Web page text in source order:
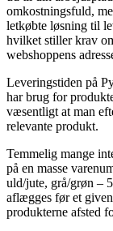
omkostningsfuld,
letkøbte løsning til
hvilket stiller krav
webshoppens
Leveringstiden på
har brug for
væsentligt at man
relevante produkt.
Temmelig mange
på en masse
uld/jute, grå/grøn –
aflægges før et
produkterne afsted